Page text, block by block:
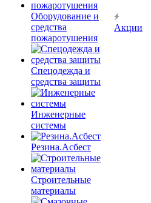
Оборудование и
средства
пожаротушения
Спецодежда и
средства защиты
Инженерные
системы
Резина.Асбест
Строительные
материалы
Акции